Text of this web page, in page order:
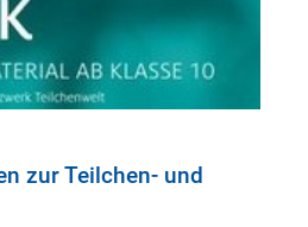
zur Teilchen- und